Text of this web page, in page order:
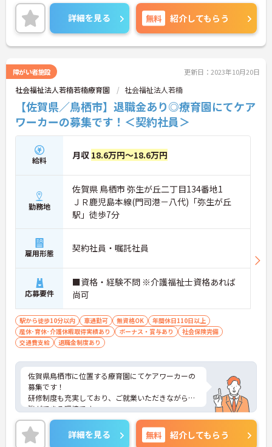
もしやすいです。
ご興味ある方には、面接対策ポイントなど、さらに
詳細をお話しいたしますのでお気軽にご相談くださ
い！
詳細を見る 無料 紹介してもらう
障がい者施設 更新日：2023年10月20日
社会福祉法人若楠若楠療育園 社会福祉法人若楠
【佐賀県／鳥栖市】退職金あり◎療育園にてケア
ワーカーの募集です！＜契約社員＞
給料 月収 18.6万円～18.6万円
勤務地
佐賀県 鳥栖市 弥生が丘二丁目134番地1
ＪＲ鹿児島本線(門司港－八代)「弥生が丘
駅」徒歩7分
雇用形態 契約社員・嘱託社員
応募要件
■資格・経験不問 ※介護福祉士資格あれば
尚可
駅から徒歩10分以内 車通勤可 無資格OK
年間休日110日以上
産休･育休･介護休暇取得実績あり
ボーナス・賞与あり
社会保険完備
交通費支給
退職金制度あり
佐賀県鳥栖市に位置する療育園にてケアワーカーの
募集です！
研修制度も充実しており、ご就業いただきながら勉
強ができる環境です。
ご興味ある方には、面接対策ポイントなど、さらに
詳細をお話しいたしますのでお気軽にご相談くださ
い！
詳細を見る 無料 紹介してもらう